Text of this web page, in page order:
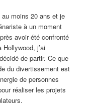
moins 20 ans et je
à un moment
avoir été confronté
j’ai
de partir. Ce que
du divertissement est
de personnes
réaliser les projets